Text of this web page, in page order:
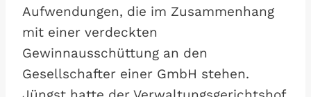
Aufwendungen, die im Zusammenhang
mit einer verdeckten
Gewinnausschüttung an den
Gesellschafter einer GmbH stehen.